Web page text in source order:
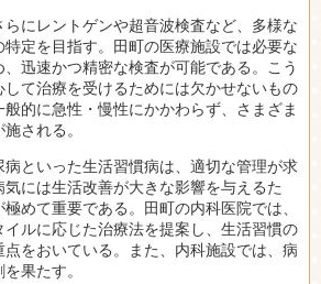
にレントゲンや超音波検査など、多様な
定を目指す。田町の医療施設では必要な
迅速かつ精密な検査が可能である。こう
して治療を受けるためには欠かせないもの
的に急性・慢性にかかわらず、さまざま
される。
といった生活習慣病は、適切な管理が求
には生活改善が大きな影響を与えるた
めて重要である。田町の内科医院では、
ルに応じた治療法を提案し、生活習慣の
点をおいている。また、内科施設では、病
果たす。